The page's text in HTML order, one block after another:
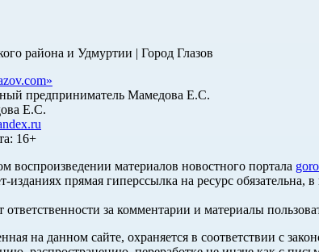
района и Удмуртии | Город Глазов
»
предприниматель Мамедова Е.С.
Е.С.
16+
воспроизведении материалов новостного портала
изданиях прямая гиперссылка на ресурс
ответственности за комментарии и материалы
на данном сайте, охраняется в соответствии с